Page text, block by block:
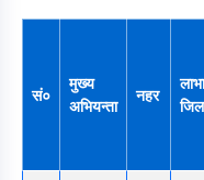
सं०
मुख्य
अभियन्ता
नहर